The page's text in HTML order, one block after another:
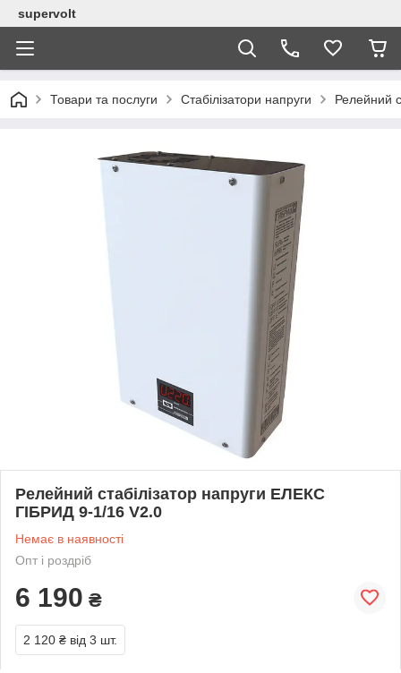
supervolt
Товари та послуги Стабілізатори напруги Релейний
Релейний стабілізатор напруги ЕЛЕКС
ГІБРИД 9-1/16 V2.0
Немає в наявності
Опт і роздріб
6 190 ₴
2 120 ₴ від 3 шт.